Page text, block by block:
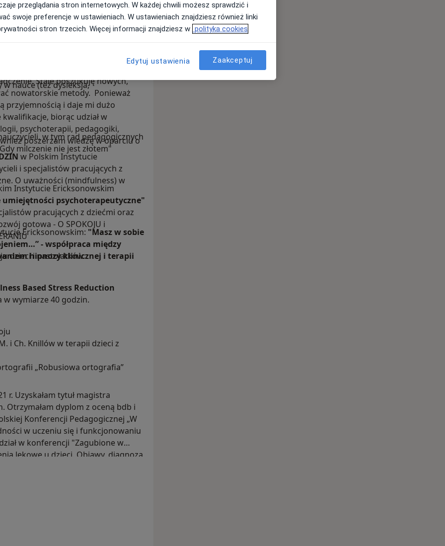
- praca z ludźmi - dorosłymi,
moich marzeń zawodowych.
bardzo chętnie uczestniczą
młodych gości mojego gabinetu
mojej pracy. W pracy z
elementy wsparcia
Stale poszukuję nowych,
nowatorskie metody. Ponieważ
przyjemnością i daje mi dużo
biorąc udział w
psychoterapii, pedagogiki,
poszerzam wiedzę w oparciu o
rodzin, dzieci, nastolatków oraz
depresyjne, ADHD, ASD,
w nauce (też dysleksja,
w tym rad pedagogicznych
milczenie nie jest złotem"
i specjalistów pracujących z
O uważności (mindfulness) w
pracujących z dziećmi oraz
gotowa - O SPOKOJU i
dzieci i nastolatków
w Polskim Instytucie
Instytucie Ericksonowskim
psychoterapeutyczne"
Ericksonowskim: "Masz w sobie
- współpraca między
hipnozy klinicznej i terapii
Based Stress Reduction
wymiarze 40 godzin.
i Ch. Knillów w terapii dzieci z
„Robusiowa ortografia”
r. Uzyskałam tytuł magistra
Otrzymałam dyplom z oceną bdb i
Konferencji Pedagogicznej „W
w uczeniu się i funkcjonowaniu
w konferencji "Zagubione w
lękowe u dzieci. Objawy, diagnoza
w szkoleniu Praca z dzieckiem ze
8.05.2017r. Organizacja i udział w
terapii jąkania. Prowadzenie dr
„Mindfulness dla dzieci” – z
w konferencji Dziecko z zespołem
edukacji, terapii. 9.10.2015r.
POCZUCIA WŁASNEJ WARTOŚCI u
przeglądania stron internetowych. W każdej chwili możesz sprawdzić i
swoje preferencje w ustawieniach. W ustawieniach znajdziesz również linki
stron trzecich. Więcej informacji znajdziesz w polityka cookies
Edytuj ustawienia Zaakceptuj